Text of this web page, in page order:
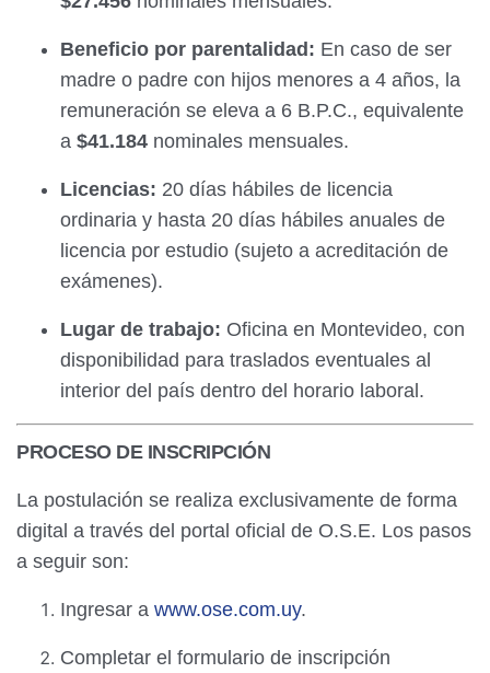
Beneficio por parentalidad: En caso de ser
madre o padre con hijos menores a 4 años, la
remuneración se eleva a 6 B.P.C., equivalente
a $41.184 nominales mensuales.
Licencias: 20 días hábiles de licencia
ordinaria y hasta 20 días hábiles anuales de
licencia por estudio (sujeto a acreditación de
exámenes).
Lugar de trabajo: Oficina en Montevideo, con
disponibilidad para traslados eventuales al
interior del país dentro del horario laboral.
PROCESO DE INSCRIPCIÓN
La postulación se realiza exclusivamente de forma
digital a través del portal oficial de O.S.E. Los pasos
a seguir son:
Ingresar a www.ose.com.uy.
Completar el formulario de inscripción